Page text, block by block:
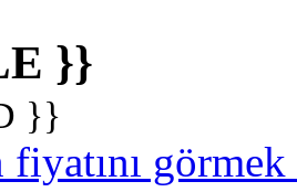
}}
}}